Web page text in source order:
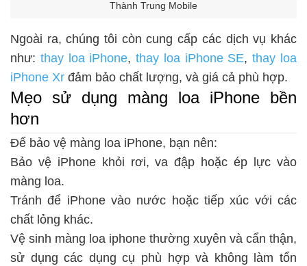
Thành Trung Mobile
Ngoài ra, chúng tôi còn cung cấp các dịch vụ khác
như: thay loa iPhone,thay loa iPhone SE,thay loa
iPhone Xr đảm bảo chất lượng, và giá cả phù hợp.
Mẹo sử dụng màng loa iPhone bền
hơn
Để bảo vệ màng loa iPhone, bạn nên:
Bảo vệ iPhone khỏi rơi, va đập hoặc ép lực vào
màng loa.
Tránh để iPhone vào nước hoặc tiếp xúc với các
chất lỏng khác.
Vệ sinh màng loa iphone thường xuyên và cẩn thận,
sử dụng các dụng cụ phù hợp và không làm tổn